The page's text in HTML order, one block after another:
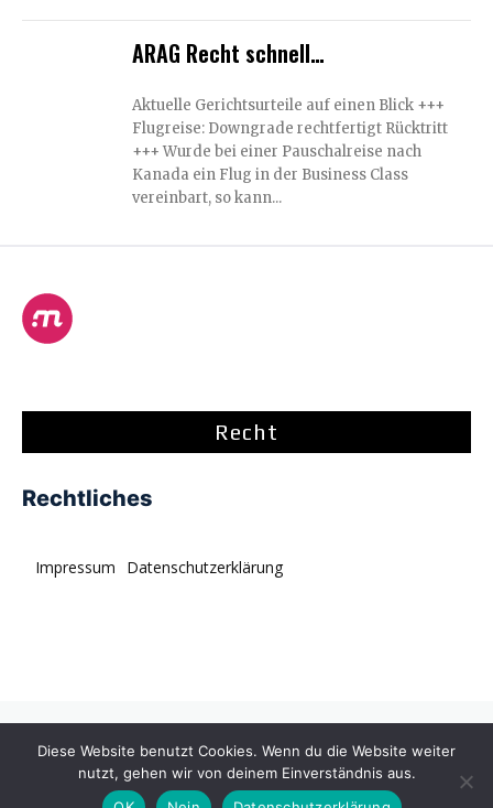
ARAG Recht schnell…
Aktuelle Gerichtsurteile auf einen Blick +++
Flugreise: Downgrade rechtfertigt Rücktritt
+++ Wurde bei einer Pauschalreise nach
Kanada ein Flug in der Business Class
vereinbart, so kann...
Recht
Rechtliches
Impressum Datenschutzerklärung
multipurpose Prebuilt Website with a wide range of usability.
Diese Website benutzt Cookies. Wenn du die Website weiter
nutzt, gehen wir von deinem Einverständnis aus.